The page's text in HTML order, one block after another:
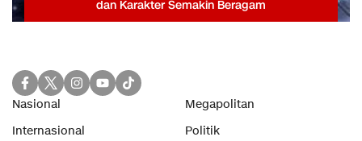
dan Karakter Semakin Beragam
Nasional
Megapolitan
Internasional
Politik